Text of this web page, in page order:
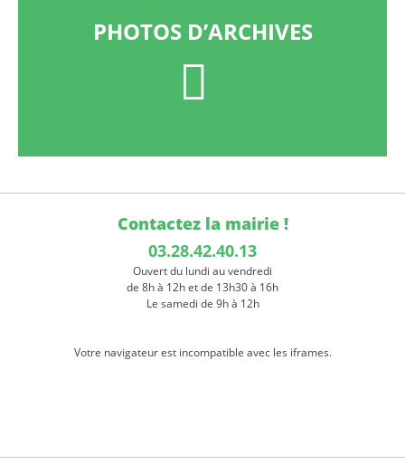
PHOTOS D’ARCHIVES
Contactez la mairie !
03.28.42.40.13
Ouvert du lundi au vendredi
de 8h à 12h et de 13h30 à 16h
Le samedi de 9h à 12h
Votre navigateur est incompatible avec les iframes.